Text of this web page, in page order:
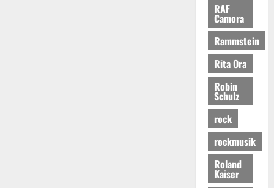
RAF
Camora
Rammstein
Rita Ora
Robin
Schulz
rock
rockmusik
Roland
Kaiser